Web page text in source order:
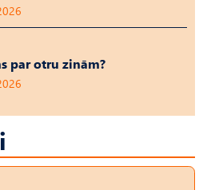
par otru zinām?